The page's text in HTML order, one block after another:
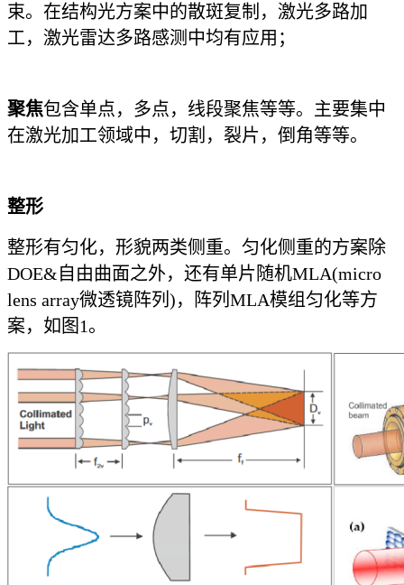
束。在结构光方案中的散斑复制，激光多路加
工，激光雷达多路感测中均有应用；
聚焦包含单点，多点，线段聚焦等等。主要集中
在激光加工领域中，切割，裂片，倒角等等。
整形
整形有匀化，形貌两类侧重。匀化侧重的方案除
DOE&自由曲面之外，还有单片随机MLA(micro
lens array微透镜阵列)，阵列MLA模组匀化等方
案，如图1。